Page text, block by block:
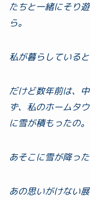
たちと一緒にそり
ら。
私が暮らしている
だけど数年前は、
ず、私のホームタ
に雪が積もったの。
あそこに雪が降っ
あの思いがけない